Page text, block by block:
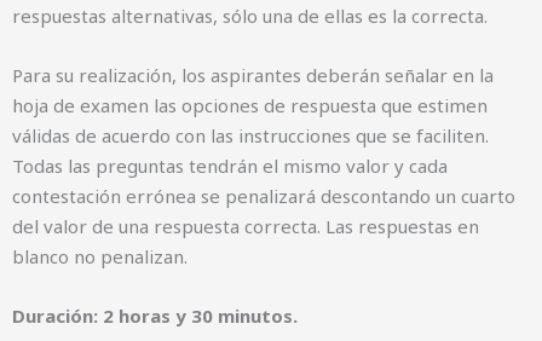
respuestas alternativas, sólo una de ellas es la correcta.
Para su realización, los aspirantes deberán señalar en la
hoja de examen las opciones de respuesta que estimen
válidas de acuerdo con las instrucciones que se faciliten.
Todas las preguntas tendrán el mismo valor y cada
contestación errónea se penalizará descontando un cuarto
del valor de una respuesta correcta. Las respuestas en
blanco no penalizan.
Duración: 2 horas y 30 minutos.